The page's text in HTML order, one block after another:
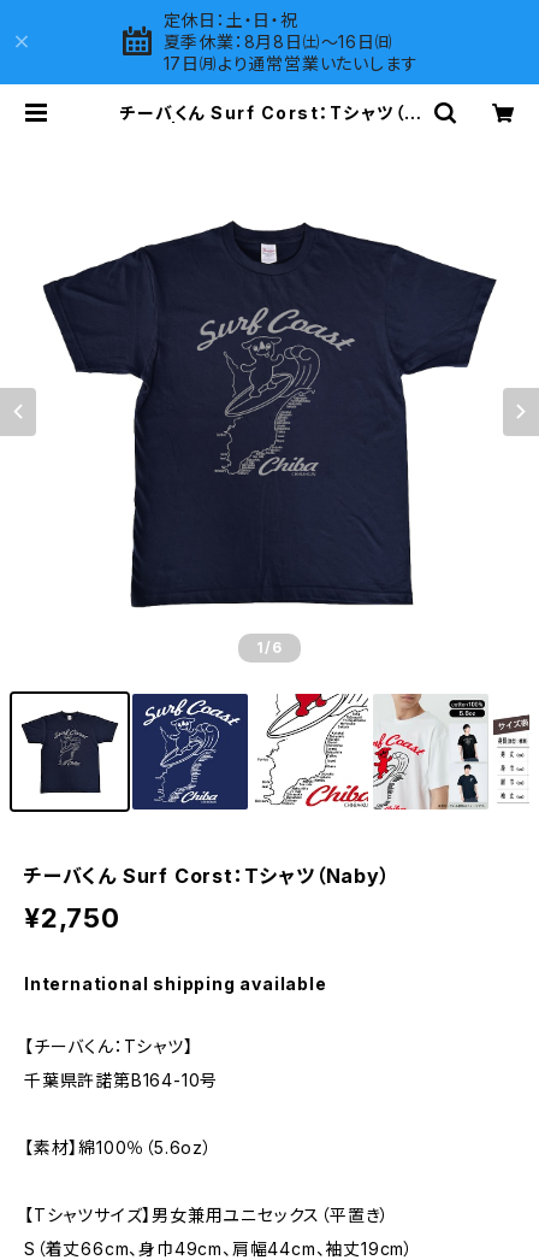
定休日：土・日・祝
夏季休業：8月8日㈯～16日㈰
17日㈪より通常営業いたいします
チーバくん Surf Corst：Tシャツ（N
1 /6
チーバくん Surf Corst：Tシャツ（Naby）
¥2,750
International shipping available
【チーバくん：Tシャツ】
千葉県許諾第B164-10号
【素材】綿100％（5.6oz）
【Tシャツサイズ】男女兼用ユニセックス（平置き）
S（着丈66cm、身巾49cm、肩幅44cm、袖丈19cm）